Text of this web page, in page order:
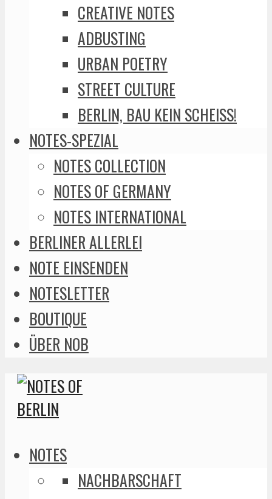
CREATIVE NOTES
ADBUSTING
URBAN POETRY
STREET CULTURE
BERLIN, BAU KEIN SCHEISS!
NOTES-SPEZIAL
NOTES COLLECTION
NOTES OF GERMANY
NOTES INTERNATIONAL
BERLINER ALLERLEI
NOTE EINSENDEN
NOTESLETTER
BOUTIQUE
ÜBER NOB
NOTES
NACHBARSCHAFT